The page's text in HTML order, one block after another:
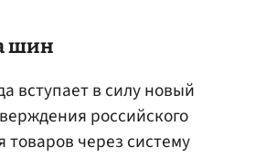
шин
вступает в силу новый
российского
через систему